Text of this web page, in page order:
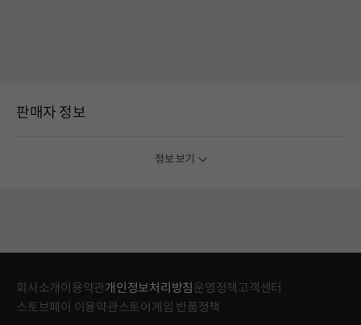
판매자 정보
정보 보기
회사소개 이용약관개인정보처리방침 운영정책고객센터
스토브페이 이용약관스토어게임 반품정책